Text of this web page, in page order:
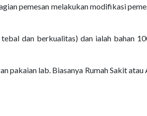
pemesan melakukan modifikasi
dan berkualitas) dan ialah bahan
pakaian lab. Biasanya Rumah Sakit atau